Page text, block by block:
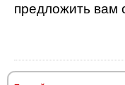
предложить вам